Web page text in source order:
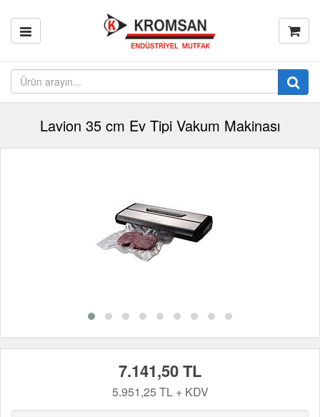
Lavion 35 cm Ev Tipi Vakum Makinası
7.141,50 TL
5.951,25 TL + KDV